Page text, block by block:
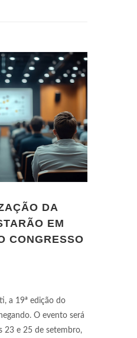
DA
EM
CONGRESSO
a 19ª edição do
O evento será
23 e 25 de setembro,